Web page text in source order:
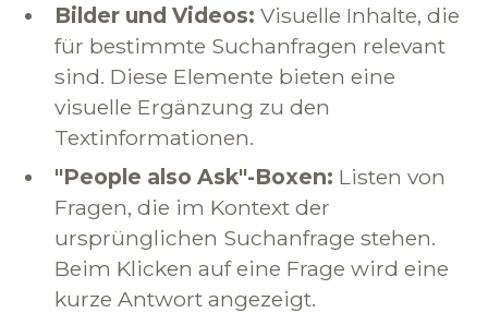
Bilder und Videos: Visuelle Inhalte, die
für bestimmte Suchanfragen relevant
sind. Diese Elemente bieten eine
visuelle Ergänzung zu den
Textinformationen.
"People also Ask"-Boxen: Listen von
Fragen, die im Kontext der
ursprünglichen Suchanfrage stehen.
Beim Klicken auf eine Frage wird eine
kurze Antwort angezeigt.